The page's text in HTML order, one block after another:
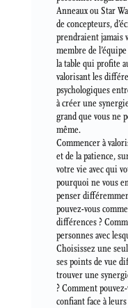
Anneaux ou Star
de concepteurs,
prendraient jamais
membre de
la table qui profite
valorisant les
psychologiques
à créer une
grand que vous ne
même.
Commencer à
et de la patience,
votre vie avec qui
pourquoi ne vous
penser
pouvez-vous
différences ?
personnes avec
Choisissez une
ses points de vue
trouver une
? Comment
confiant face à